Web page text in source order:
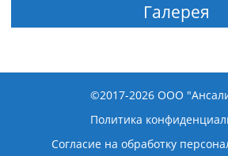
Галерея
Первый
Обзорная экскурсия по
основными
достопримечательностями
центральной улице города
©2017-2026 ООО
Политика
Согласие на обработку